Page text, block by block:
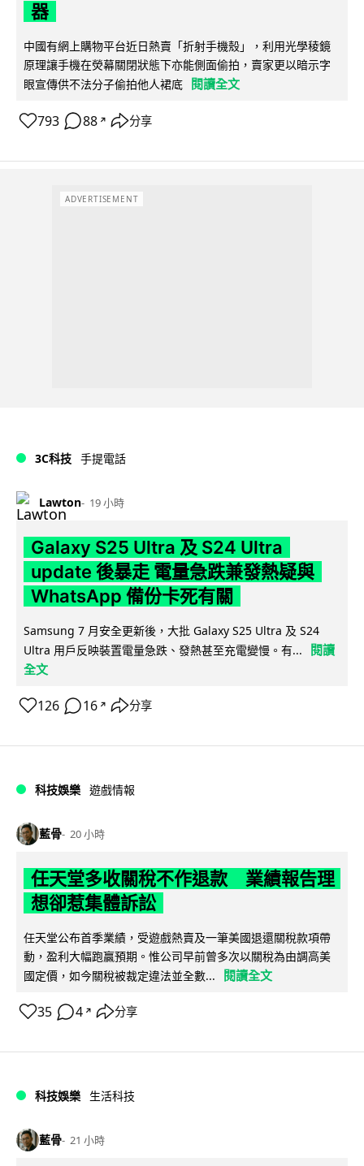
器
中國有網上購物平台近日熱賣「折射手機殼」，利用光學稜鏡
原理讓手機在熒幕關閉狀態下亦能側面偷拍，賣家更以暗示字
眼宣傳供不法分子偷拍他人裙底
閱讀全文
793 88 ↗ 分享
ADVERTISEMENT
3C科技 手提電話
Lawton 19 小時
Galaxy S25 Ultra 及 S24 Ultra
update 後暴走 電量急跌兼發熱疑與
WhatsApp 備份卡死有關
Samsung 7 月安全更新後，大批 Galaxy S25 Ultra 及 S24
Ultra 用戶反映裝置電量急跌、發熱甚至充電變慢。有...
閱讀
全文
126 16 ↗ 分享
科技娛樂 遊戲情報
藍骨 20 小時
任天堂多收關稅不作退款 業績報告理
想卻惹集體訴訟
任天堂公布首季業績，受遊戲熱賣及一筆美國退還關稅款項帶
動，盈利大幅跑贏預期。惟公司早前曾多次以關稅為由調高美
國定價，如今關稅被裁定違法並全數...
閱讀全文
35 4 ↗ 分享
科技娛樂 生活科技
藍骨 21 小時